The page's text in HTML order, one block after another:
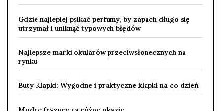
Gdzie najlepiej psikać perfumy, by zapach długo się
utrzymał i uniknąć typowych błędów
Najlepsze marki okularów przeciwsłonecznych na
rynku
Buty Klapki: Wygodne i praktyczne klapki na co dzień